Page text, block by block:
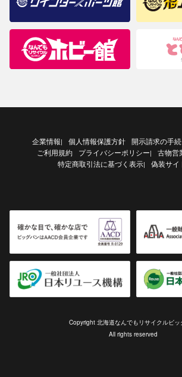
企業情報| 個人情報保護方針 開示請求の手
ご利用規約 プライバシーポリシー|
古物営
特定商取引法に基づく表示| 偽装サイ
Copyright 北海道なんでもリサイクルビッ
All rights reserved